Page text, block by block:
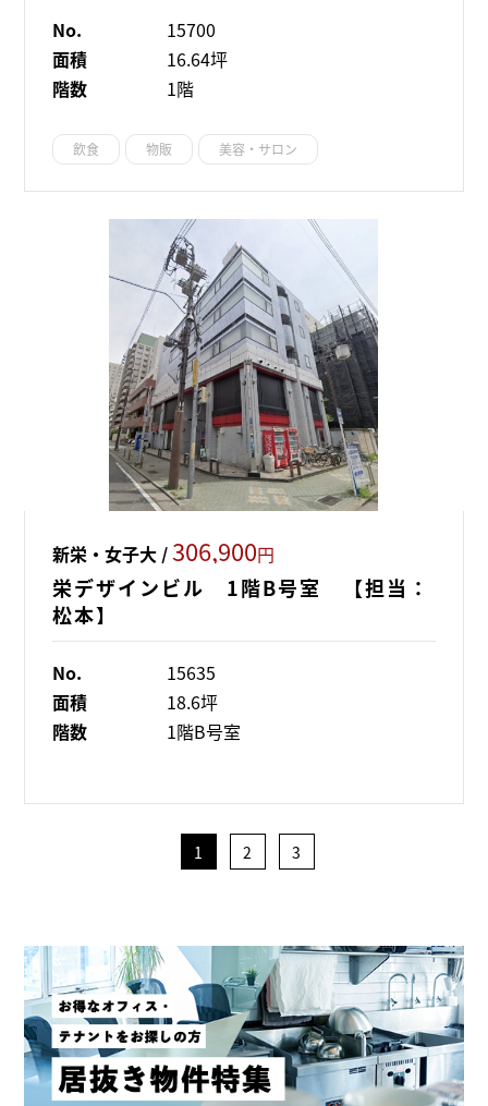
No.
15700
面積
16.64坪
階数
1階
飲食 物販 美容・サロン
新栄・女子大 /306,900円
栄デザインビル 1階B号室 【担当：
松本】
No.
15635
面積
18.6坪
階数
1階B号室
1 2 3